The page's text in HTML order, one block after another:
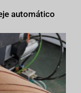
automático